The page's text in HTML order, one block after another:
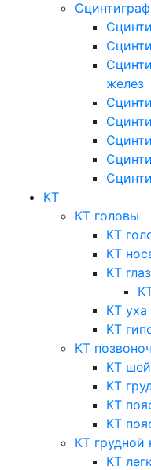
желез
КТ
КТ головы
КТ
КТ
КТ
КТ уха
КТ
КТ
КТ
КТ
КТ
КТ
КТ грудной
КТ